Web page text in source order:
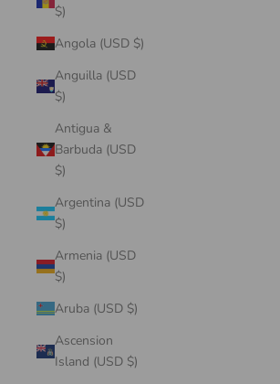
$)
Angola (USD $)
Anguilla (USD
$)
Antigua &
Barbuda (USD
$)
Argentina (USD
$)
Armenia (USD
$)
Aruba (USD $)
Ascension
Island (USD $)